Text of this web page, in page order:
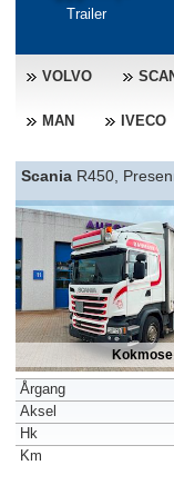
Trailer
VOLVO
MAN IVECO
Scania R450,
Årgang
Aksel
Hk
Km